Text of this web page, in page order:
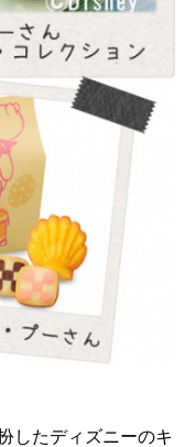
したディズニーのキ